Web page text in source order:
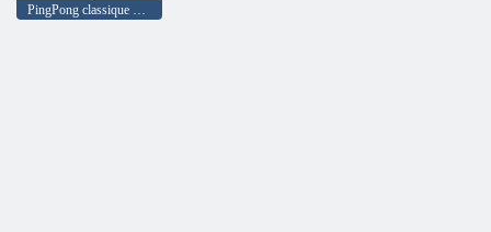
PingPong classique 8 bits